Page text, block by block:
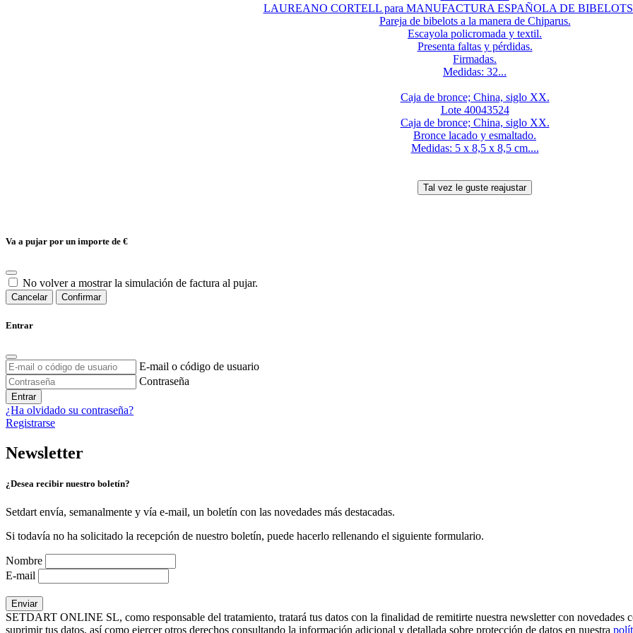
LAUREANO CORTELL para MANUFACTURA ESPAÑOLA DE
Pareja de bibelots a la manera de Chiparus.
Escayola policromada y textil.
Presenta faltas y pérdidas.
Firmadas.
Medidas: 32...
Caja de bronce; China, siglo XX.
Lote 40043524
Caja de bronce; China, siglo XX.
Bronce lacado y esmaltado.
Medidas: 5 x 8,5 x 8,5 cm....
Va a pujar por un importe de €
No volver a mostrar la simulación de factura al pujar.
Cancelar Confirmar
Entrar
E-mail o código de usuario
Contraseña
Entrar
¿Ha olvidado su contraseña?
Registrarse
Newsletter
¿Desea recibir nuestro boletín?
Setdart envía, semanalmente y vía e-mail, un boletín con las novedades más destacadas.
Si todavía no ha solicitado la recepción de nuestro boletín, puede hacerlo rellenando el siguiente formulario.
Nombre
E-mail
SETDART ONLINE SL, como responsable del tratamiento, tratará tus datos con la finalidad de remitirte nuestra newsletter con novedades
suprimir tus datos, así como ejercer otros derechos consultando la información adicional y detallada sobre protección de datos en nuestra